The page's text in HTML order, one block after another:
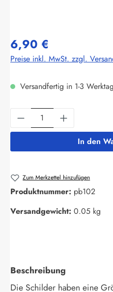
6,90 €
Preise inkl. MwSt. zzgl.
Versandfertig in 1-3
Produkt Anzahl: Gib
In den
Zum Merkzettel hinzufügen
Produktnummer: pb102
Versandgewicht: 0.05 kg
Beschreibung
Die Schilder haben eine